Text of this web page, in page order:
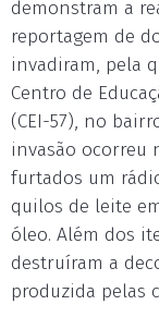
demonstram a
reportagem de
invadiram, pela
Centro de
(CEI-57), no
invasão ocorreu
furtados um
quilos de leite
óleo. Além dos
destruíram a
produzida pelas